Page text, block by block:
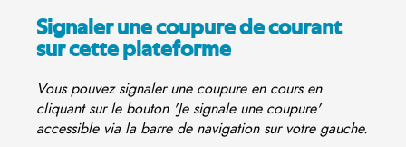
Signaler une coupure de courant
sur cette plateforme
Vous pouvez signaler une coupure en cours en
cliquant sur le bouton 'Je signale une coupure'
accessible via la barre de navigation sur votre gauche.